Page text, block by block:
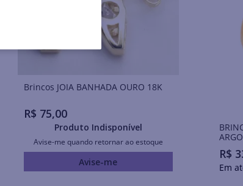
Brincos JOIA BANHADA OURO 18K
R$ 75,00
Produto Indisponível
Avise-me quando retornar ao estoque
Avise-me
R$
Em